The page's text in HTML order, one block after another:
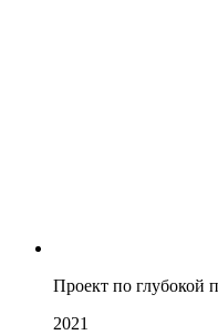
Проект по глубокой
2021